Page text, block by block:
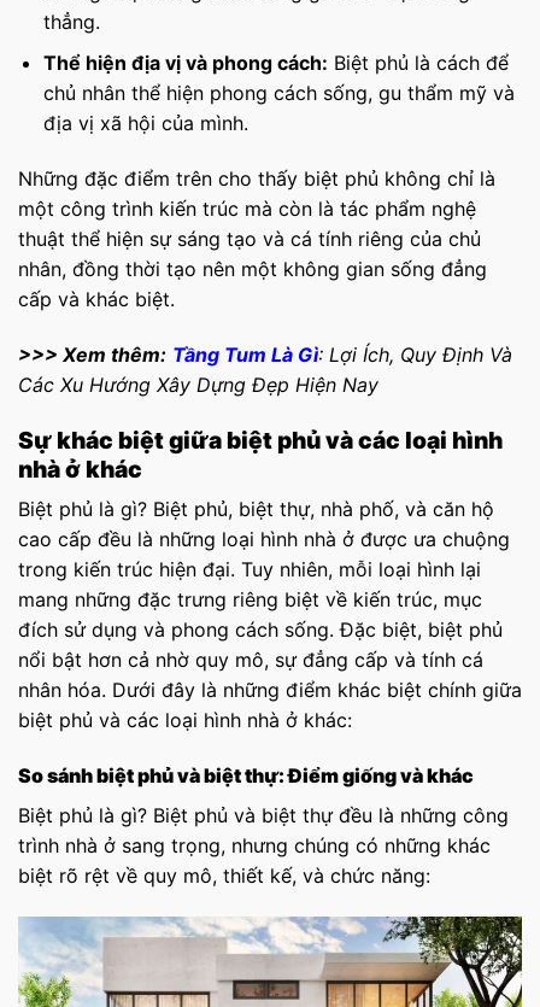
thẳng.
Thể hiện địa vị và phong cách: Biệt phủ là cách để
chủ nhân thể hiện phong cách sống, gu thẩm mỹ và
địa vị xã hội của mình.
Những đặc điểm trên cho thấy biệt phủ không chỉ là
một công trình kiến trúc mà còn là tác phẩm nghệ
thuật thể hiện sự sáng tạo và cá tính riêng của chủ
nhân, đồng thời tạo nên một không gian sống đẳng
cấp và khác biệt.
>>> Xem thêm: Tầng Tum Là Gì: Lợi Ích, Quy Định Và
Các Xu Hướng Xây Dựng Đẹp Hiện Nay
Sự khác biệt giữa biệt phủ và các loại hình
nhà ở khác
Biệt phủ là gì? Biệt phủ, biệt thự, nhà phố, và căn hộ
cao cấp đều là những loại hình nhà ở được ưa chuộng
trong kiến trúc hiện đại. Tuy nhiên, mỗi loại hình lại
mang những đặc trưng riêng biệt về kiến trúc, mục
đích sử dụng và phong cách sống. Đặc biệt, biệt phủ
nổi bật hơn cả nhờ quy mô, sự đẳng cấp và tính cá
nhân hóa. Dưới đây là những điểm khác biệt chính giữa
biệt phủ và các loại hình nhà ở khác:
So sánh biệt phủ và biệt thự: Điểm giống và khác
Biệt phủ là gì? Biệt phủ và biệt thự đều là những công
trình nhà ở sang trọng, nhưng chúng có những khác
biệt rõ rệt về quy mô, thiết kế, và chức năng: